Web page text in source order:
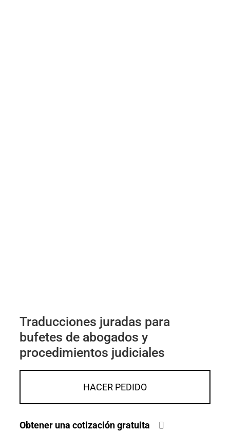
Traducciones juradas para
bufetes de abogados y
procedimientos judiciales
HACER PEDIDO
Obtener una cotización gratuita